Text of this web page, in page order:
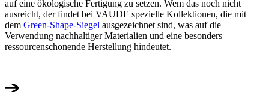
auf eine ökologische Fertigung zu setzen. Wem das noch nicht
ausreicht, der findet bei VAUDE spezielle Kollektionen, die mit
dem Green-Shape-Siegel ausgezeichnet sind, was auf die
Verwendung nachhaltiger Materialien und eine besonders
ressourcenschonende Herstellung hindeutet.